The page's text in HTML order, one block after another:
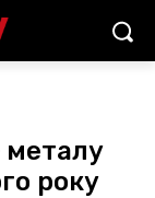
металу
року